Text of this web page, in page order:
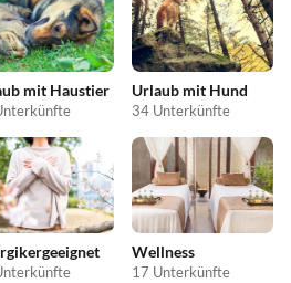
mit Haustier Urlaub mit Hund
34 Unterkünfte
Wellness
17 Unterkünfte